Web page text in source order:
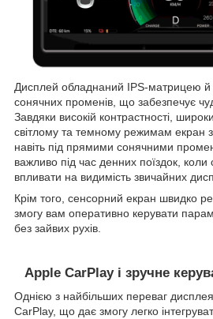
Дисплей обладнаний IPS-матрицею й
сонячних променів, що забезпечує
Завдяки високій контрастності,
світлому та темному режимам екран
навіть під прямими сонячними
важливо під час денних поїздок,
впливати на видимість звичайних
Крім того, сенсорний екран швидко
змогу вам оперативно керувати
без зайвих рухів.
Apple CarPlay і зручне
Однією з найбільших переваг
CarPlay, що дає змогу легко